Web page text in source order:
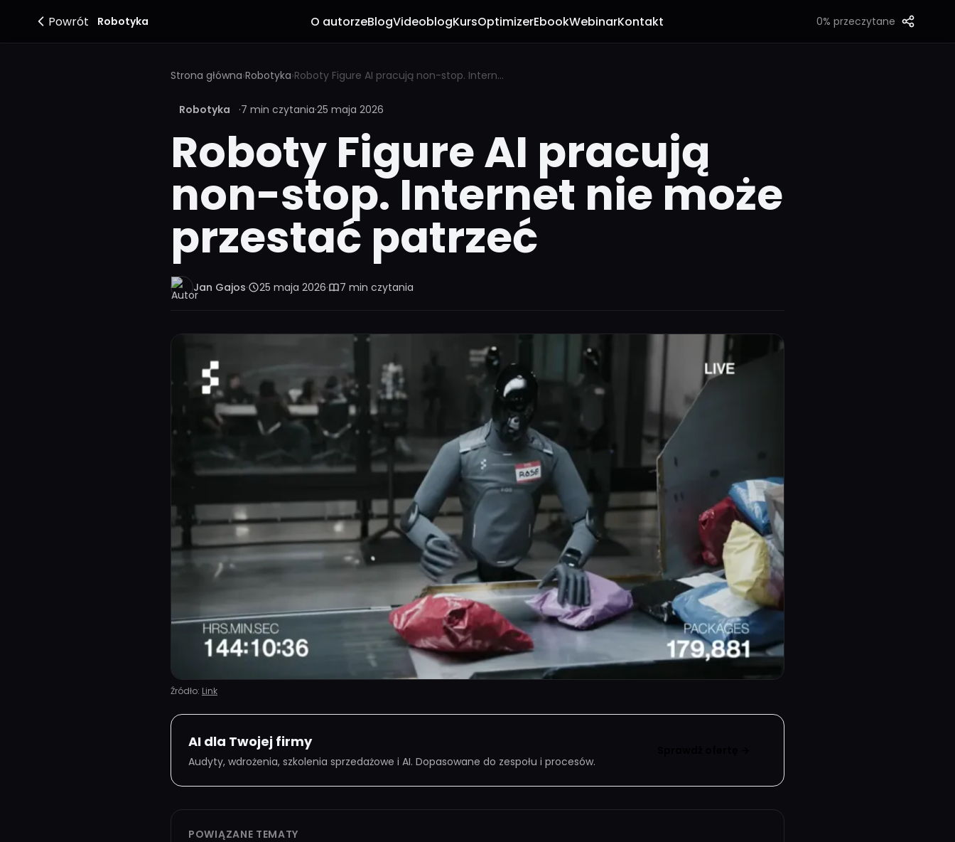
Powrót Robotyka O autorzeBlogVideoblogKursOptimizerEbookWebinarKontakt 0% przeczytane
Strona główna›Robotyka› Roboty Figure AI pracują non-stop. Internet nie może przestać patrzeć
Robotyka ·7 min czytania·25 maja 2026
Roboty Figure AI pracują
non-stop. Internet nie może
przestać patrzeć
Jan Gajos· 25 maja 2026· 7 min czytania
Źródło: Link
AI dla Twojej firmy
Audyty, wdrożenia, szkolenia sprzedażowe i AI. Dopasowane do zespołu i procesów.
POWIĄZANE TEMATY